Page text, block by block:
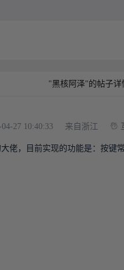
"黑核阿泽"的帖子详
27 10:40:33 来自浙江
佬，目前实现的功能是：按键